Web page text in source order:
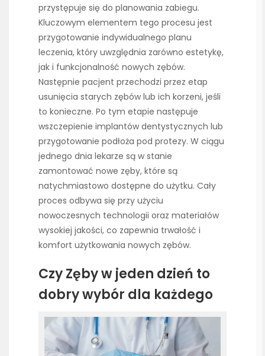
przystępuje się do planowania zabiegu.
Kluczowym elementem tego procesu jest
przygotowanie indywidualnego planu
leczenia, który uwzględnia zarówno estetykę,
jak i funkcjonalność nowych zębów.
Następnie pacjent przechodzi przez etap
usunięcia starych zębów lub ich korzeni, jeśli
to konieczne. Po tym etapie następuje
wszczepienie implantów dentystycznych lub
przygotowanie podłoża pod protezy. W ciągu
jednego dnia lekarze są w stanie
zamontować nowe zęby, które są
natychmiastowo dostępne do użytku. Cały
proces odbywa się przy użyciu
nowoczesnych technologii oraz materiałów
wysokiej jakości, co zapewnia trwałość i
komfort użytkowania nowych zębów.
Czy Zęby w jeden dzień to
dobry wybór dla każdego